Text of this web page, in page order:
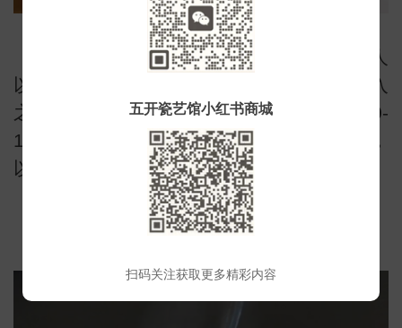
五开瓷艺馆小红书商城
扫码关注获取更多精彩内容
常
往盖碗中投入3-5克铁观音干茶，若是3人
以上饮用，可适当增加投茶量。铁观音放入
之后，先倒入少量的热水洗茶，水温以90-
100摄氏度为宜，浸润10秒后快速将水倒掉，
以唤醒铁观音内质。